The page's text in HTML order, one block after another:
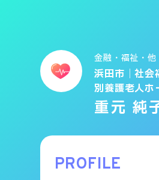
金融・福祉・他
浜田市｜社会
別養護老人ホ
重元 純
PROFILE